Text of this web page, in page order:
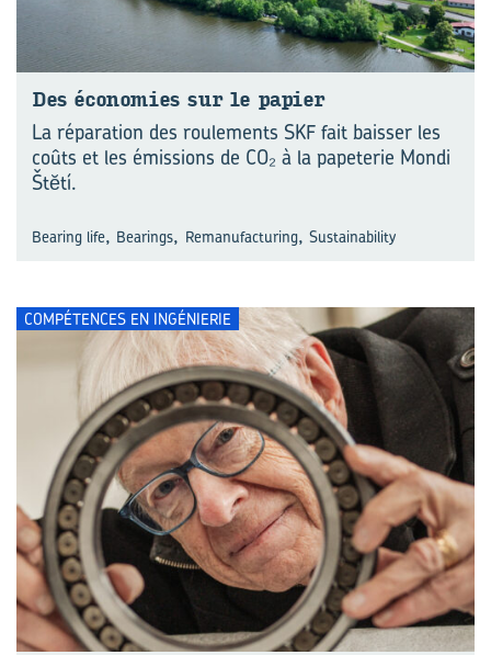
Des éco­no­mies sur le pa­pier
La réparation des roulements SKF fait baisser les
coûts et les émissions de CO₂ à la papeterie Mondi
Štĕtí.
Bearing life, Bearings, Remanufacturing, Sustainability
COMPÉTENCES EN INGÉNIERIE